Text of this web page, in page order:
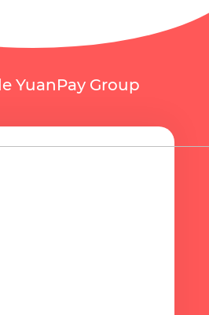
YuanPay Group